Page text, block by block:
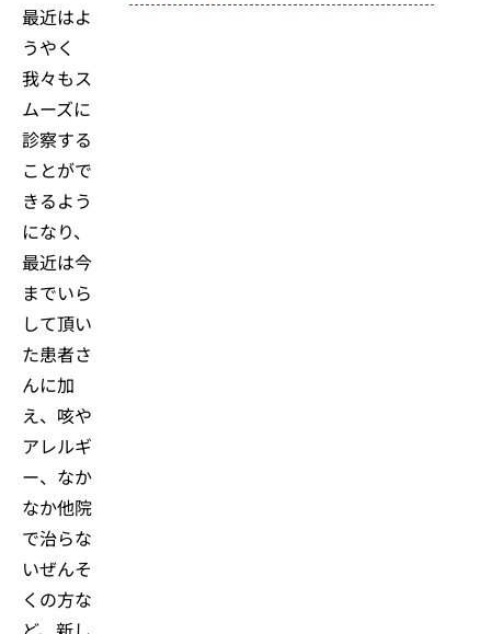
最近はよ
うやく
我々もス
ムーズに
診察する
ことがで
きるよう
になり、
最近は今
までいら
して頂い
た患者さ
んに加
え、咳や
アレルギ
ー、なか
なか他院
で治らな
いぜんそ
くの方な